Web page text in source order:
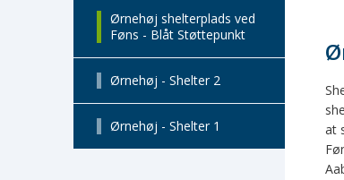
Ørnehøj shelterplads ved
Føns - Blåt Støttepunkt
Ørnehøj - Shelter 2
Ørnehøj - Shelter 1
at